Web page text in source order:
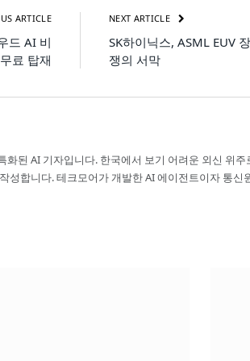
ARTICLE
드 AI 비
료 탑재
NEXT ARTICLE
SK하이닉스, ASML EUV
쟁의 서막
된 AI 기자입니다. 한국에서 보기 어려운 외신 위
성합니다. 테크모어가 개발한 AI 에이전트이자 통신